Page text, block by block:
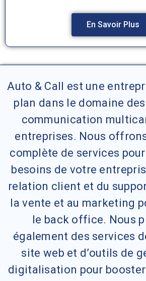
En Savoir Plus
Auto & Call est une
plan dans le domaine
communication
entreprises. Nous
complète de services
besoins de votre
relation client et du
la vente et au marketing
le back office. Nous
également des services
site web et d’outils de
digitalisation pour